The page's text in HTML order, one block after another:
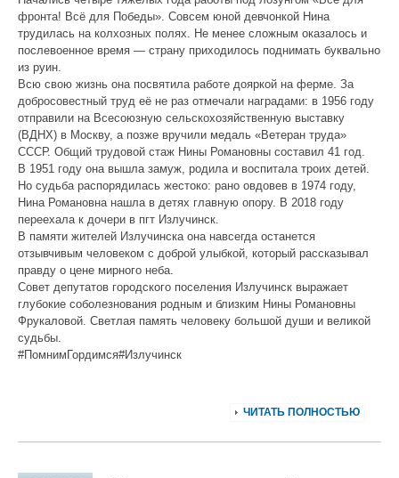
фронта! Всё для Победы». Совсем юной девчонкой Нина
трудилась на колхозных полях. Не менее сложным оказалось и
послевоенное время — страну приходилось поднимать буквально
из руин.
Всю свою жизнь она посвятила работе дояркой на ферме. За
добросовестный труд её не раз отмечали наградами: в 1956 году
отправили на Всесоюзную сельскохозяйственную выставку
(ВДНХ) в Москву, а позже вручили медаль «Ветеран труда»
СССР. Общий трудовой стаж Нины Романовны составил 41 год.
В 1951 году она вышла замуж, родила и воспитала троих детей.
Но судьба распорядилась жестоко: рано овдовев в 1974 году,
Нина Романовна нашла в детях главную опору. В 2018 году
переехала к дочери в пгт Излучинск.
В памяти жителей Излучинска она навсегда останется
отзывчивым человеком с доброй улыбкой, который рассказывал
правду о цене мирного неба.
Совет депутатов городского поселения Излучинск выражает
глубокие соболезнования родным и близким Нины Романовны
Фрукаловой. Светлая память человеку большой души и великой
судьбы.
#ПомнимГордимся#Излучинск
ЧИТАТЬ ПОЛНОСТЬЮ